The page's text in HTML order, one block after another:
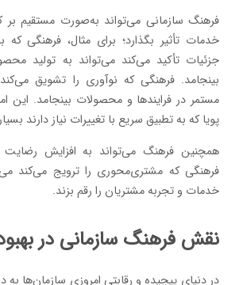
فرهنگ سازمانی می‌تواند به‌صورت مستقیم
خدمات تأثیر بگذارد؛ برای مثال، فرهنگی
جزئیات تأکید می‌کند می‌تواند به تولید
بینجامد. فرهنگی که نوآوری را تشویق
مستمر در فرایندها و محصولات بینجامد. این
پویا که به تطبیق سریع با تغییرات نیاز دارند
همچنین فرهنگ می‌تواند به افزایش
فرهنگی که مشتری‌محوری را ترویج می‌کند
خدمات و تجربه مشتریان را رقم بزند.
نقش فرهنگ سازمانی در
در دنیای پیچیده و رقابتی امروزی سازمان‌ها به